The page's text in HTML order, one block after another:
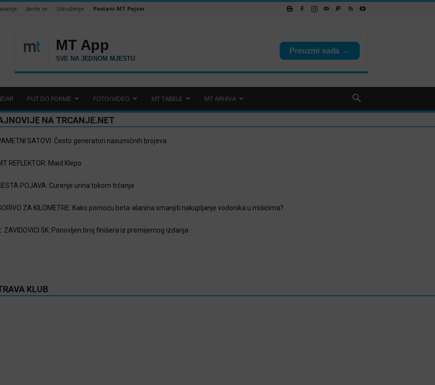
Javite se Udruženje Postani MT Pejser
PUT DO FORME FOTO/VIDEO MT TABELE MT ARHIVA
NA TRCANJE.NET
SATOVI: Često generatori nasumičnih brojeva
REFLEKTOR: Maid Klepo
POJAVA: Curenje urina tokom trčanja
ZA KILOMETRE: Kako pomoću beta-alanina smanjiti nakupljanje vodonika u mišićima?
ZAVIDOVIĆI 5K: Ponovljen broj finišera iz premijernog izdanja
KLUB